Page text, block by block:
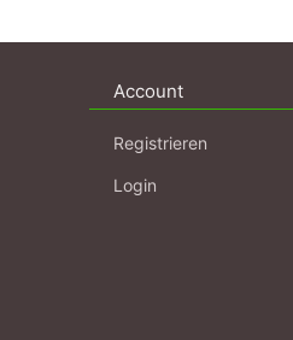
Account
Registrieren
Login